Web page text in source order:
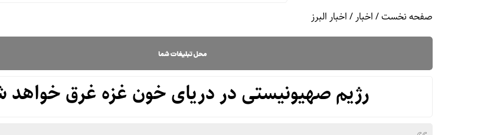
صفحه نخست/اخبار/اخبار البرز
رژیم صهیونیستی در دریای خون غزه غرق